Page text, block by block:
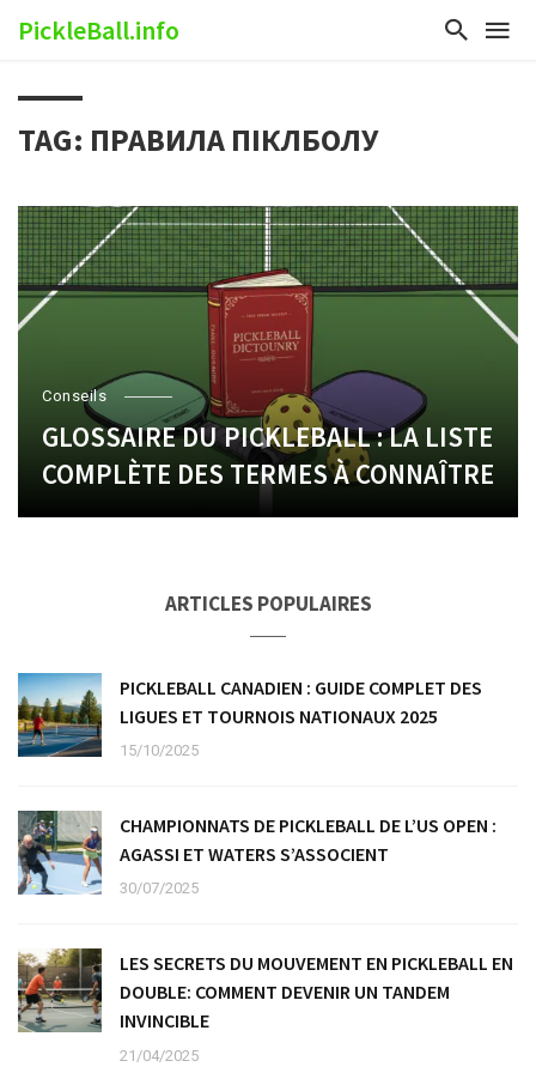
PickleBall.info
TAG: ПРАВИЛА ПІКЛБОЛУ
Conseils
GLOSSAIRE DU PICKLEBALL : LA LISTE
COMPLÈTE DES TERMES À CONNAÎTRE
ARTICLES POPULAIRES
PICKLEBALL CANADIEN : GUIDE COMPLET DES
LIGUES ET TOURNOIS NATIONAUX 2025
15/10/2025
CHAMPIONNATS DE PICKLEBALL DE L’US OPEN :
AGASSI ET WATERS S’ASSOCIENT
30/07/2025
LES SECRETS DU MOUVEMENT EN PICKLEBALL EN
DOUBLE: COMMENT DEVENIR UN TANDEM
INVINCIBLE
21/04/2025